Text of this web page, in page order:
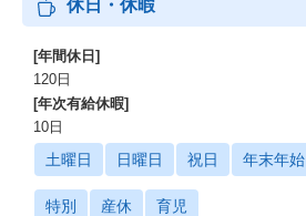
休日・休暇
[年間休日]
120日
[年次有給休暇]
10日
土曜日 日曜日 祝日 年末年始
特別 産休 育児